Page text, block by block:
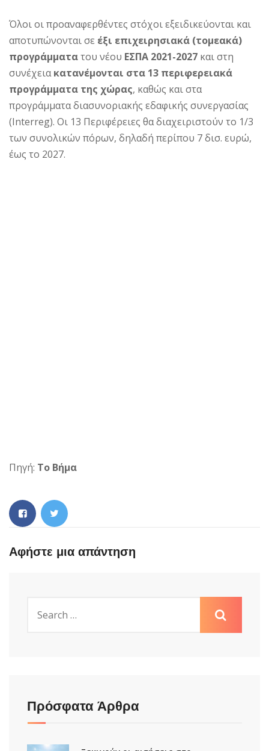
Όλοι οι προαναφερθέντες στόχοι εξειδικεύονται και
αποτυπώνονται σε έξι επιχειρησιακά (τομεακά)
προγράμματατου νέου ΕΣΠΑ 2021-2027 και στη
συνέχειακατανέμονται στα 13 περιφερειακά
προγράμματα της χώρας, καθώς και στα
προγράμματα διασυνοριακής εδαφικής συνεργασίας
(Interreg). Οι 13 Περιφέρειες θα διαχειριστούν το 1/3
των συνολικών πόρων, δηλαδή περίπου 7 δισ. ευρώ,
έως το 2027.
Πηγή: To Βήμα
Αφήστε μια απάντηση
Πρόσφατα Άρθρα